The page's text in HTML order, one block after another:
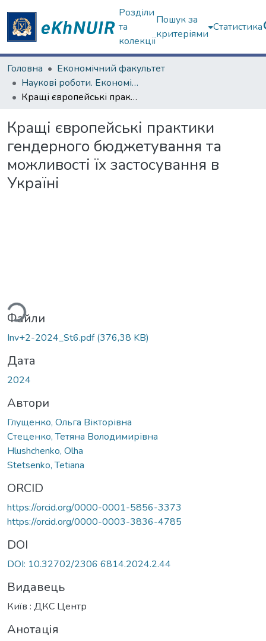
Розділи
та
колекції
Пошук за
критеріями
Статистика
Головна
Економічний факультет
Наукові роботи. Економічний факультет
Кращі європейські практики гендерного бюджетування та можливості їх застосування в Україні
Кращі європейські практики
гендерного бюджетування та
можливості їх застосування в
Україні
Файли
Inv+2-2024_St6.pdf(376,38 KB)
Дата
2024
Автори
Глущенко, Ольга Вікторівна
Стеценко, Тетяна Володимирівна
Hlushchenko, Olha
Stetsenko, Tetiana
ORCID
https://orcid.org/0000-0001-5856-3373
https://orcid.org/0000-0003-3836-4785
DOI
DOI: 10.32702/2306 6814.2024.2.44
Видавець
Київ : ДКС Центр
Анотація